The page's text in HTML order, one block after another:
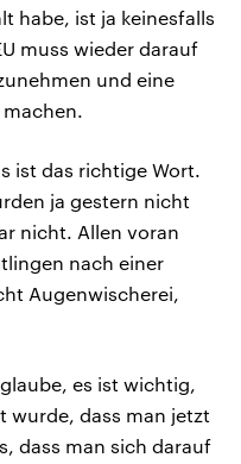
habe, ist ja keinesfalls
muss wieder darauf
und eine
ist das richtige Wort.
ja gestern nicht
nicht. Allen voran
nach einer
Augenwischerei,
es ist wichtig,
wurde, dass man jetzt
dass man sich darauf